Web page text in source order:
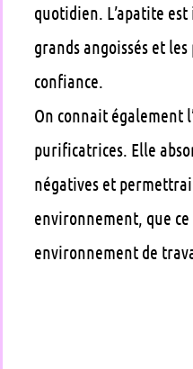
quotidien. L’apatite
grands angoissés et
confiance.
On connait également
purificatrices. Elle
négatives et
environnement, que
environnement de